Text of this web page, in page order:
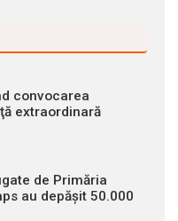
convocarea
extraordinară
de Primăria
au depășit 50.000